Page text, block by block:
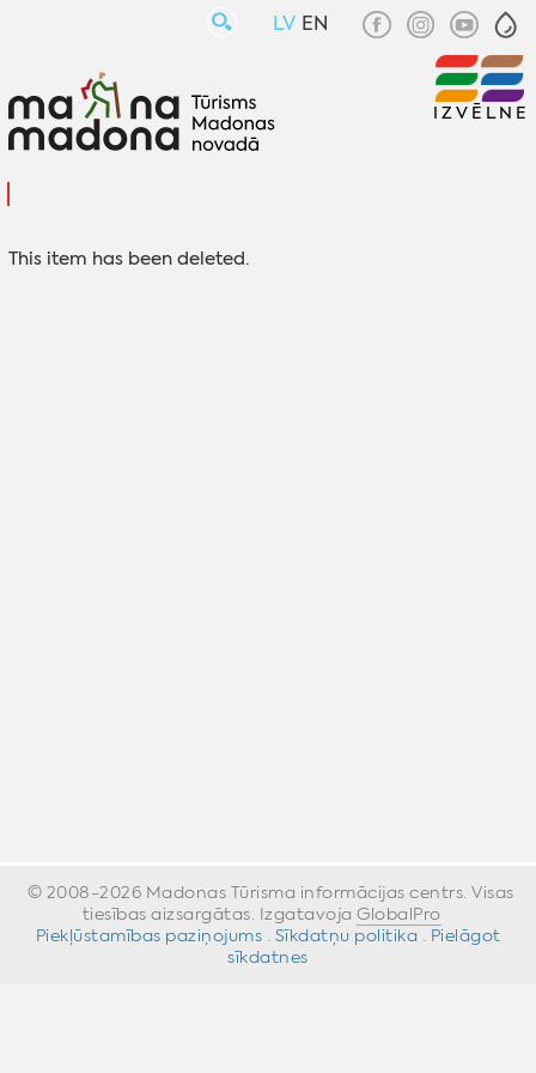
LV EN
IZVĒLNE
This item has been deleted.
© 2008-2026 Madonas Tūrisma informācijas centrs. Visas
tiesības aizsargātas. Izgatavoja GlobalPro
Piekļūstamības paziņojums · Sīkdatņu politika · Pielāgot
sīkdatnes